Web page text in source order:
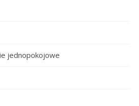
jednopokojowe